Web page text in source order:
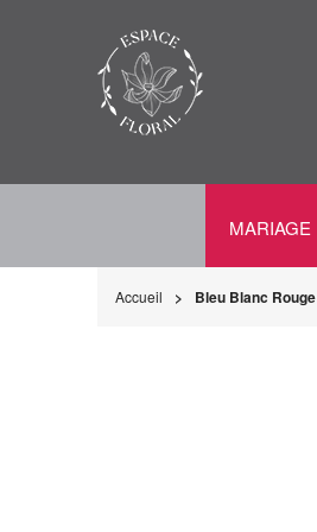
MARIAGE
Accueil Bleu Blanc Rouge